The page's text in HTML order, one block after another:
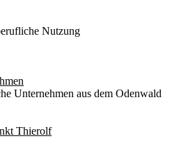
Nutzung
Unternehmen aus dem Odenwald
Thierolf